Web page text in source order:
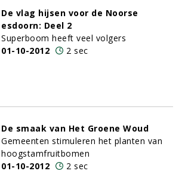
De vlag hijsen voor de Noorse
esdoorn: Deel 2
Superboom heeft veel volgers
01-10-2012
2 sec
De smaak van Het Groene Woud
Gemeenten stimuleren het planten van
hoogstamfruitbomen
01-10-2012
2 sec